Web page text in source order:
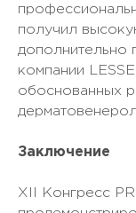
получил
дополнительно
компании
обоснованных
Заключение
XII Конгресс